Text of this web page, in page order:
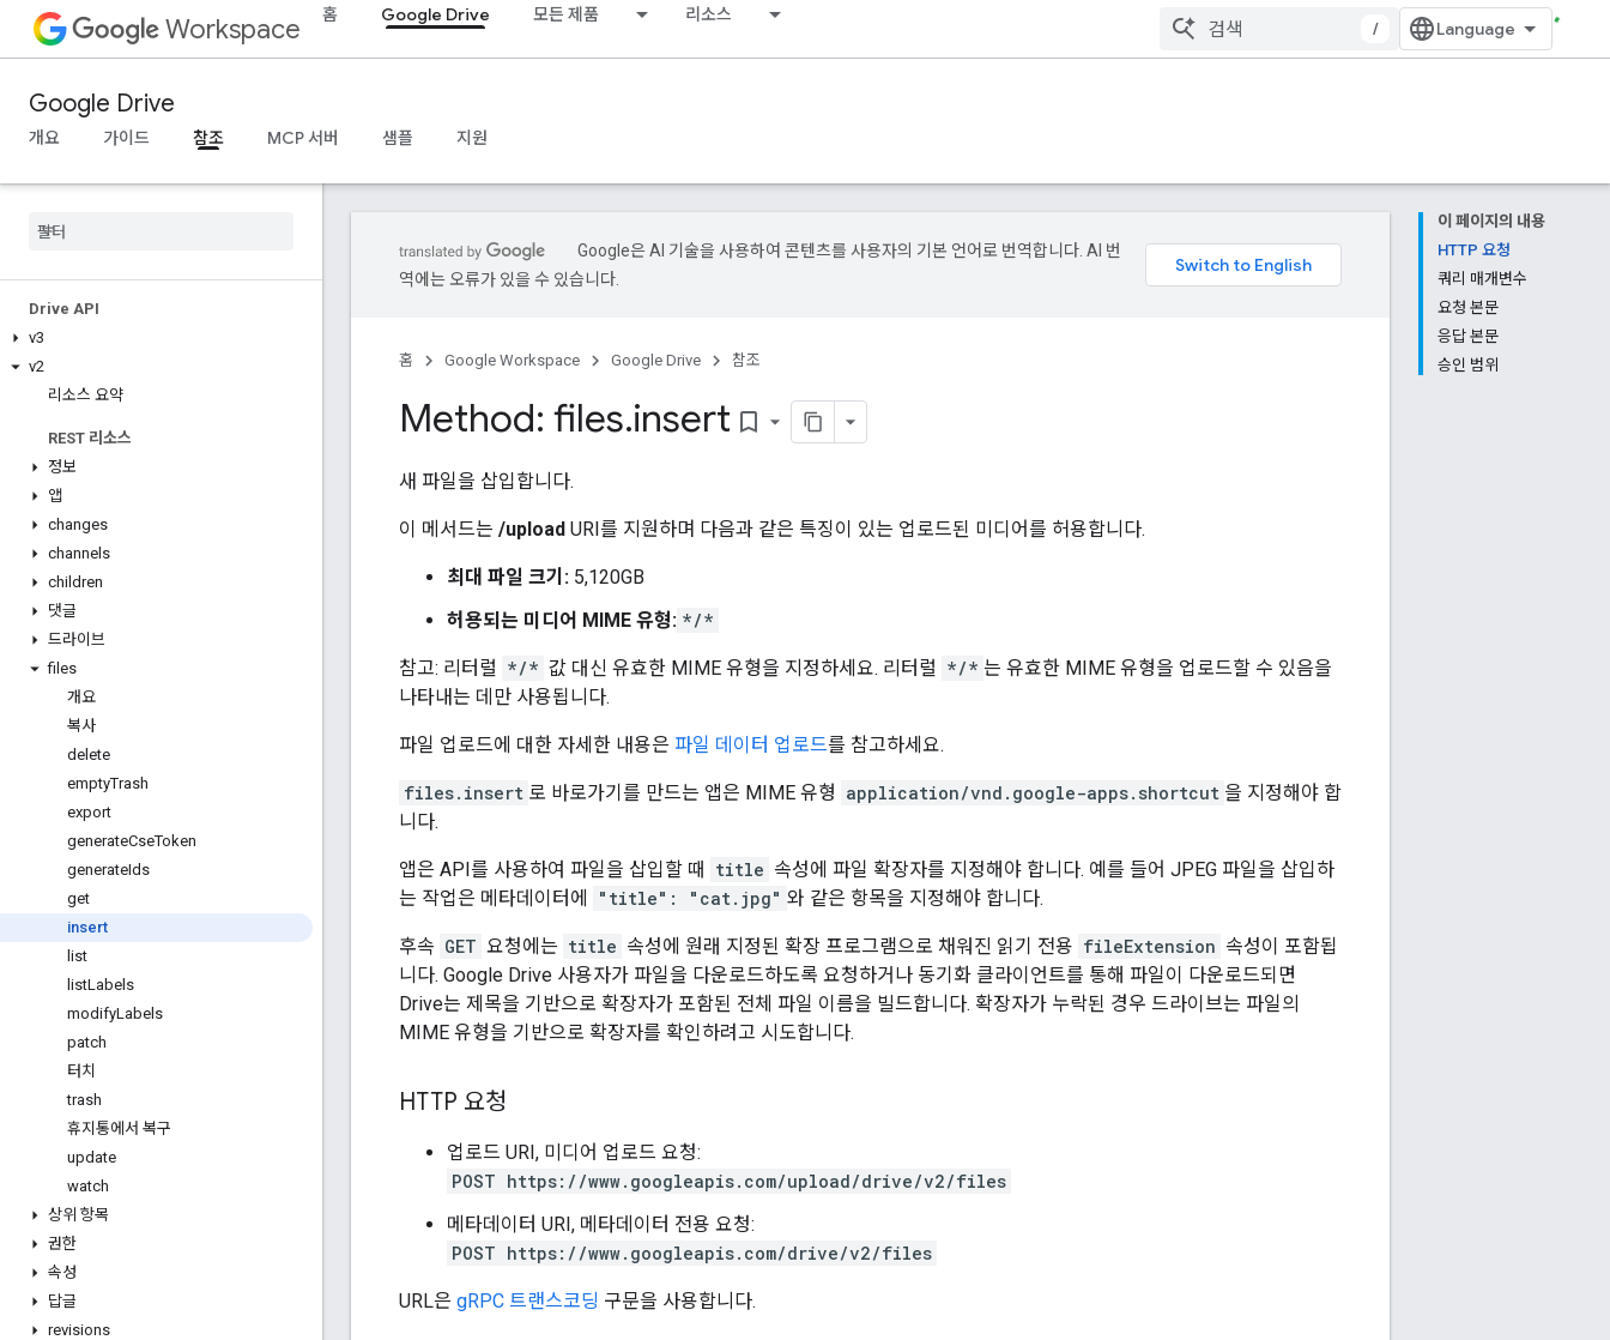
Workspace 홈 Google Drive 모든 제품 리소스
/
Google Drive
개요 가이드 참조 MCP 서버 샘플 지원
Drive API
v3
v2
리소스 요약
REST 리소스
정보
앱
changes
channels
children
댓글
드라이브
files
개요
복사
delete
emptyTrash
export
generateCseToken
generateIds
get
insert
list
listLabels
modifyLabels
patch
터치
trash
휴지통에서 복구
update
watch
상위 항목
권한
속성
답글
revisions
이 페이지의 내용
HTTP 요청
쿼리 매개변수
요청 본문
응답 본문
승인 범위
Google은 AI 기술을 사용하여 콘텐츠를 사용자의 기본 언어로 번역합니다. AI 번
역에는 오류가 있을 수 있습니다.
홈 Google Workspace Google Drive 참조
Method: files.insert bookmark_border
새 파일을 삽입합니다.
이 메서드는 /upload URI를 지원하며 다음과 같은 특징이 있는 업로드된 미디어를 허용합니다.
최대 파일 크기: 5,120GB
허용되는 미디어 MIME 유형: */*
참고: 리터럴 */* 값 대신 유효한 MIME 유형을 지정하세요. 리터럴 */* 는 유효한 MIME 유형을 업로드할 수 있음을
나타내는 데만 사용됩니다.
파일 업로드에 대한 자세한 내용은 파일 데이터 업로드를 참고하세요.
files.insert 로 바로가기를 만드는 앱은 MIME 유형 application/vnd.google-apps.shortcut 을 지정해야 합
니다.
앱은 API를 사용하여 파일을 삽입할 때 title 속성에 파일 확장자를 지정해야 합니다. 예를 들어 JPEG 파일을 삽입하
는 작업은 메타데이터에
"title": "cat.jpg" 와 같은 항목을 지정해야 합니다.
후속 GET 요청에는 title 속성에 원래 지정된 확장 프로그램으로 채워진 읽기 전용 fileExtension 속성이 포함됩
니다. Google Drive 사용자가 파일을 다운로드하도록 요청하거나 동기화 클라이언트를 통해 파일이 다운로드되면
Drive는 제목을 기반으로 확장자가 포함된 전체 파일 이름을 빌드합니다. 확장자가 누락된 경우 드라이브는 파일의
MIME 유형을 기반으로 확장자를 확인하려고 시도합니다.
HTTP 요청
업로드 URI, 미디어 업로드 요청:
POST https://www.googleapis.com/upload/drive/v2/files
메타데이터 URI, 메타데이터 전용 요청:
POST https://www.googleapis.com/drive/v2/files
URL은 gRPC 트랜스코딩 구문을 사용합니다.